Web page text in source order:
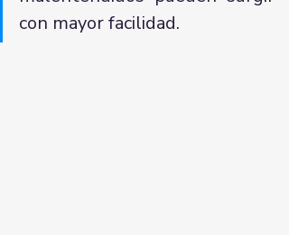
con mayor facilidad.